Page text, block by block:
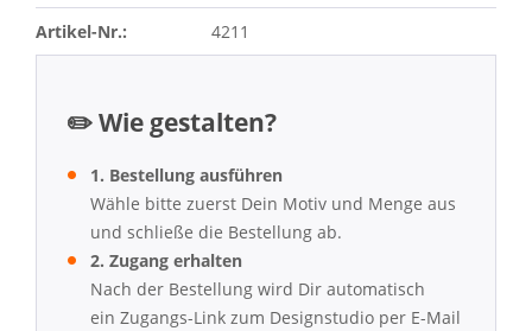
Artikel-Nr.: 4211
✏️ Wie gestalten?
1. Bestellung ausführen
Wähle bitte zuerst Dein Motiv und Menge aus
und schließe die Bestellung ab.
2. Zugang erhalten
Nach der Bestellung wird Dir automatisch
ein Zugangs-Link zum Designstudio per E-Mail